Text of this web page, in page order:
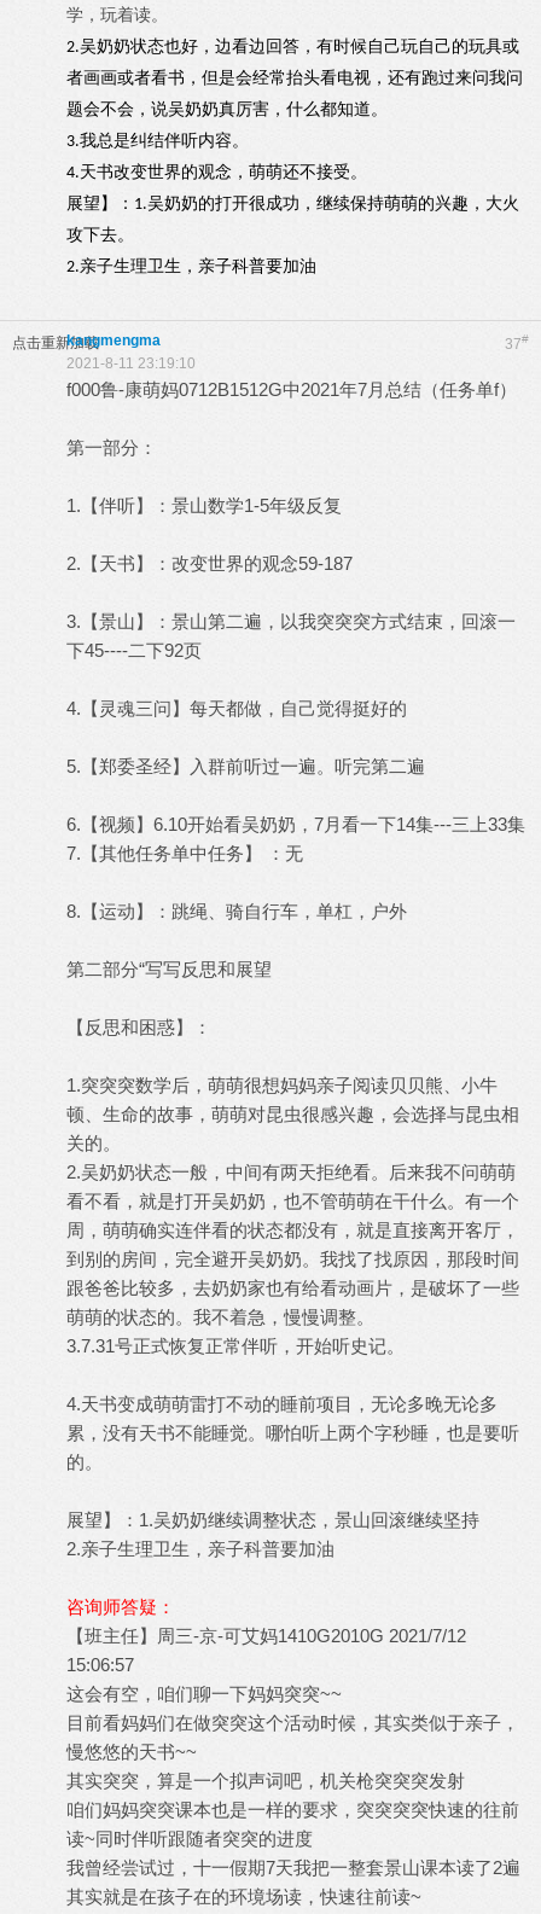
学，玩着读。
2.吴奶奶状态也好，边看边回答，有时候自己玩自己的玩具或
者画画或者看书，但是会经常抬头看电视，还有跑过来问我问
题会不会，说吴奶奶真厉害，什么都知道。
3.我总是纠结伴听内容。
4.天书改变世界的观念，萌萌还不接受。
展望】
： 1.吴奶奶的打开很成功，继续保持萌萌的兴趣，大火
攻下去。
2.亲子生理卫生，亲子科普要加油
点击重新加载 37#
kangmengma
2021-8-11 23:19:10
f000鲁-康萌妈0712B1512G中2021年7月总结（任务单f）
第一部分：
1.【伴听】：景山数学1-5年级反复
2.【天书】：改变世界的观念59-187
3.【景山】：景山第二遍，以我突突突方式结束，回滚一
下45----二下92页
4.【灵魂三问】每天都做，自己觉得挺好的
5.【郑委圣经】入群前听过一遍。听完第二遍
6.【视频】6.10开始看吴奶奶，7月看一下14集---三上33集
7.【其他任务单中任务】 ：无
8.【运动】：跳绳、骑自行车，单杠，户外
第二部分“写写反思和展望
【反思和困惑】：
1.突突突数学后，萌萌很想妈妈亲子阅读贝贝熊、小牛
顿、生命的故事，萌萌对昆虫很感兴趣，会选择与昆虫相
关的。
2.吴奶奶状态一般，中间有两天拒绝看。后来我不问萌萌
看不看，就是打开吴奶奶，也不管萌萌在干什么。有一个
周，萌萌确实连伴看的状态都没有，就是直接离开客厅，
到别的房间，完全避开吴奶奶。我找了找原因，那段时间
跟爸爸比较多，去奶奶家也有给看动画片，是破坏了一些
萌萌的状态的。我不着急，慢慢调整。
3.7.31号正式恢复正常伴听，开始听史记。
4.天书变成萌萌雷打不动的睡前项目，无论多晚无论多
累，没有天书不能睡觉。哪怕听上两个字秒睡，也是要听
的。
展望】：1.吴奶奶继续调整状态，景山回滚继续坚持
2.亲子生理卫生，亲子科普要加油
咨询师答疑：
【班主任】周三-京-可艾妈1410G2010G 2021/7/12
15:06:57
这会有空，咱们聊一下妈妈突突~~
目前看妈妈们在做突突这个活动时候，其实类似于亲子，
慢悠悠的天书~~
其实突突，算是一个拟声词吧，机关枪突突突发射
咱们妈妈突突课本也是一样的要求，突突突突快速的往前
读~同时伴听跟随者突突的进度
我曾经尝试过，十一假期7天我把一整套景山课本读了2遍
其实就是在孩子在的环境场读，快速往前读~